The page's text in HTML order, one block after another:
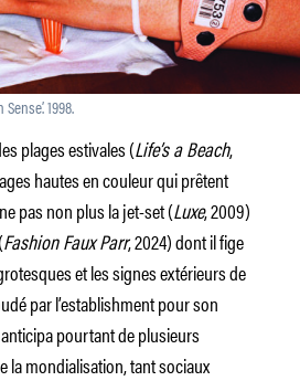
1998.
plages estivales (Life’s a Beach,
hautes en couleur qui prêtent
pas non plus la jet-set (Luxe, 2009)
Fashion Faux Parr, 2024) dont il fige
et les signes extérieurs de
par l’establishment pour son
pourtant de plusieurs
la mondialisation, tant sociaux